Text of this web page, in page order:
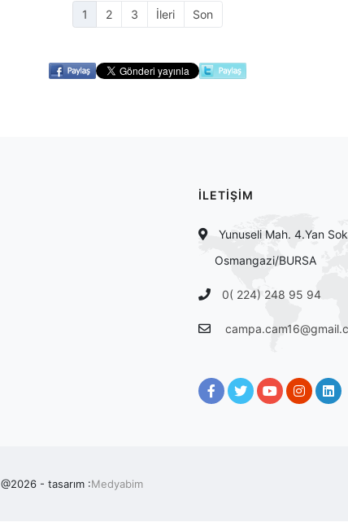
1 2 3 İleri Son
İLETİŞİM
Yunuseli Mah. 4.Yan
Osmangazi/BURSA
0( 224) 248 95 94
@2026 - tasarım :Medyabim